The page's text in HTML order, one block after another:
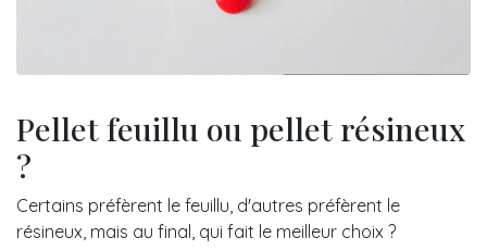
Pellet feuillu ou pellet résineux
?
Certains préfèrent le feuillu, d'autres préfèrent le
résineux, mais au final, qui fait le meilleur choix ?